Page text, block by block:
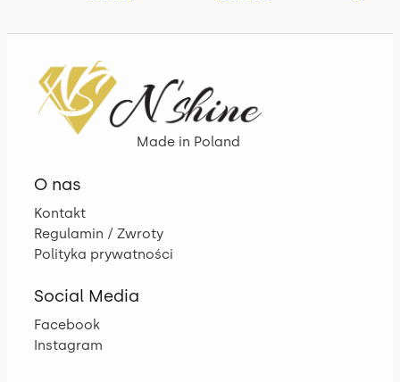
Made in Poland
O nas
Kontakt
Regulamin / Zwroty
Polityka prywatności
Social Media
Facebook
Instagram